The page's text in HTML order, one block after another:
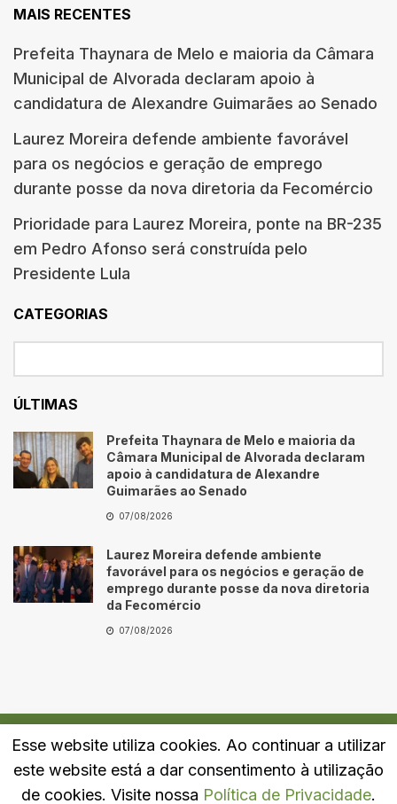
MAIS RECENTES
Prefeita Thaynara de Melo e maioria da Câmara
Municipal de Alvorada declaram apoio à
candidatura de Alexandre Guimarães ao Senado
Laurez Moreira defende ambiente favorável
para os negócios e geração de emprego
durante posse da nova diretoria da Fecomércio
Prioridade para Laurez Moreira, ponte na BR-235
em Pedro Afonso será construída pelo
Presidente Lula
CATEGORIAS
ÚLTIMAS
Prefeita Thaynara de Melo e maioria da
Câmara Municipal de Alvorada declaram
apoio à candidatura de Alexandre
Guimarães ao Senado
07/08/2026
Laurez Moreira defende ambiente
favorável para os negócios e geração de
emprego durante posse da nova diretoria
da Fecomércio
07/08/2026
Quem Somos Fale Conosco Política de Privacidade
Esse website utiliza cookies. Ao continuar a utilizar
este website está a dar consentimento à utilização
de cookies. Visite nossa Política de Privacidade.